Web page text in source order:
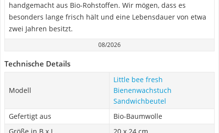
handgemacht aus Bio-Rohstoffen. Wir mögen, dass es
besonders lange frisch hält und eine Lebensdauer von etwa
zwei Jahren besitzt.
08/2026
Technische Details
Modell
Little bee fresh
Bienenwachstuch
Sandwichbeutel
Gefertigt aus
Bio-Baumwolle